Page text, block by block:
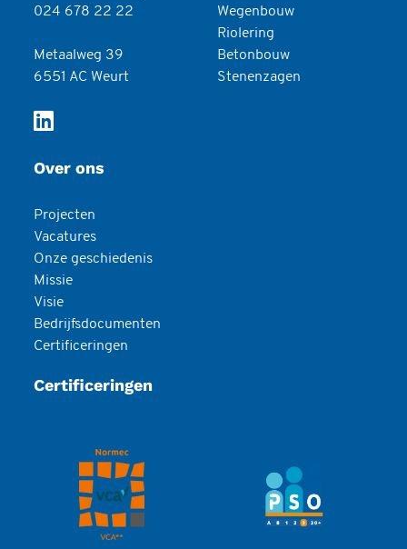
024 678 22 22
Metaalweg 39
6551 AC Weurt
Wegenbouw
Riolering
Betonbouw
Stenenzagen
Over ons
Projecten
Vacatures
Onze geschiedenis
Missie
Visie
Bedrijfsdocumenten
Certificeringen
Certificeringen